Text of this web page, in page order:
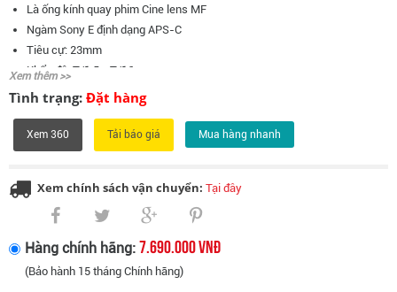
Là ống kính quay phim Cine lens MF
Ngàm Sony E định dạng APS-C
Tiêu cự: 23mm
Khẩu độ: T/1.5 - T/16
Khoảng lấy nét gần nhất: 30cm
Số lá khẩu: 14 lá
Đường kính: 72mm
Xem thêm >>
Tình trạng: Đặt hàng
Xem 360 Mua hàng nhanh
Xem chính sách vận chuyển: Tại đây
Hàng chính hãng: 7.690.000 VNĐ
(Bảo hành 15 tháng Chính hãng)